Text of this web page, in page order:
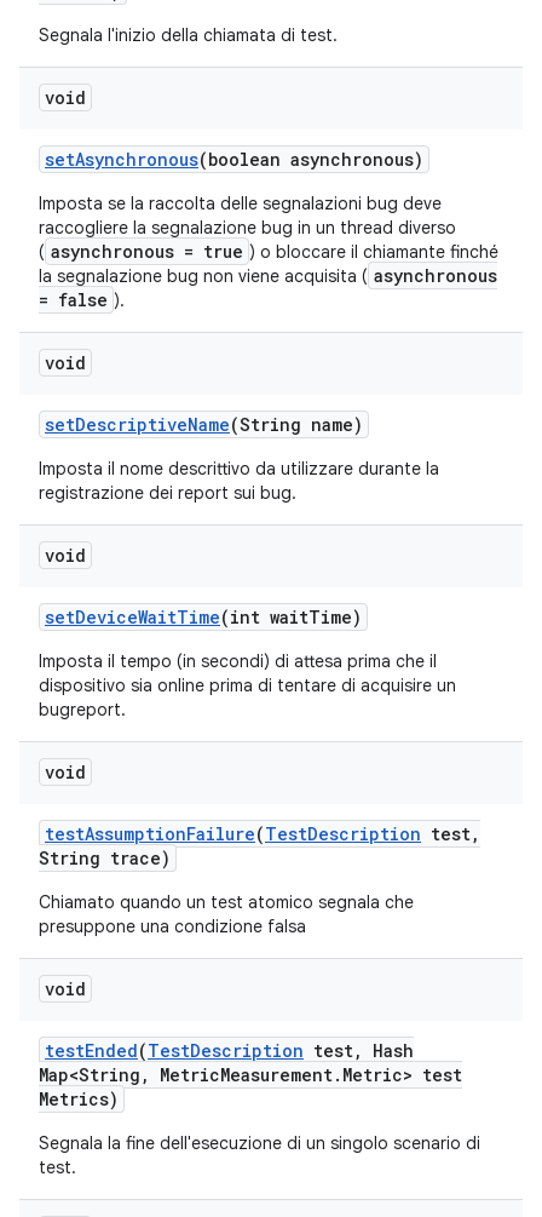
Segnala l'inizio della chiamata di test.
void
setAsynchronous(boolean asynchronous)
Imposta se la raccolta delle segnalazioni bug deve
raccogliere la segnalazione bug in un thread diverso
( asynchronous = true ) o bloccare il chiamante finché
la segnalazione bug non viene acquisita ( asynchronous
= false ).
void
setDescriptiveName(String name)
Imposta il nome descrittivo da utilizzare durante la
registrazione dei report sui bug.
void
setDeviceWaitTime(int waitTime)
Imposta il tempo (in secondi) di attesa prima che il
dispositivo sia online prima di tentare di acquisire un
bugreport.
void
testAssumptionFailure(TestDescription test,
String trace)
Chiamato quando un test atomico segnala che
presuppone una condizione falsa
void
testEnded(TestDescription test,
Hash
Map<String , MetricMeasurement. Metric> test
Metrics)
Segnala la fine dell'esecuzione di un singolo scenario di
test.